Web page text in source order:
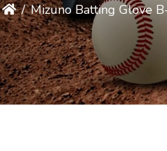
/ Mizuno Batting Glove